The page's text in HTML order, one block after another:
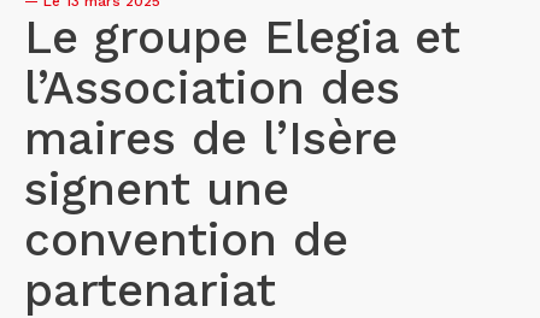
principalLe groupe Elegia et
l’Association des
maires de l’Isère
signent une
convention de
partenariat